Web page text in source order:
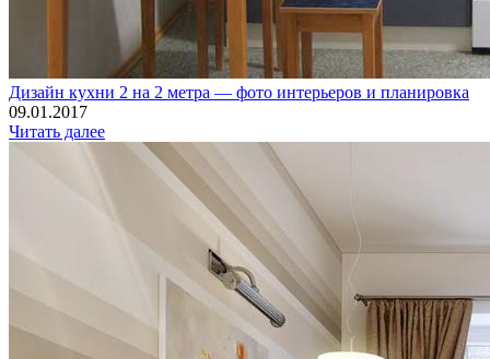
Дизайн кухни 2 на 2 метра — фото интерьеров и планировка
09.01.2017
Читать далее